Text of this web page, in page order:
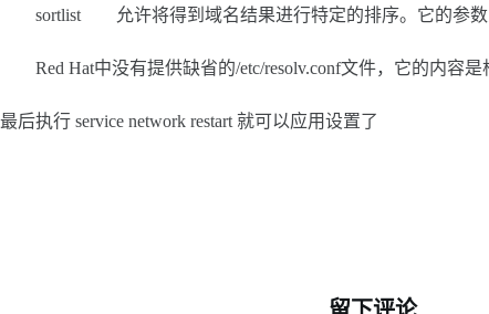
sortlist 允许将得到域名结果进行特定的排序。它的参数
Red Hat中没有提供缺省的/etc/resolv.conf文件，它的内容是
最后执行 service network restart 就可以应用设置了